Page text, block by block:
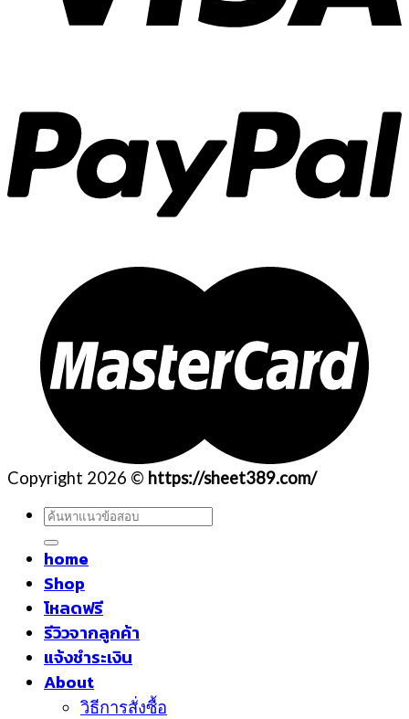
Copyright 2026 © https://sheet389.com/
ค้นหา:
home
Shop
โหลดฟรี
รีวิวจากลูกค้า
แจ้งชำระเงิน
About
วิธีการสั่งซื้อ